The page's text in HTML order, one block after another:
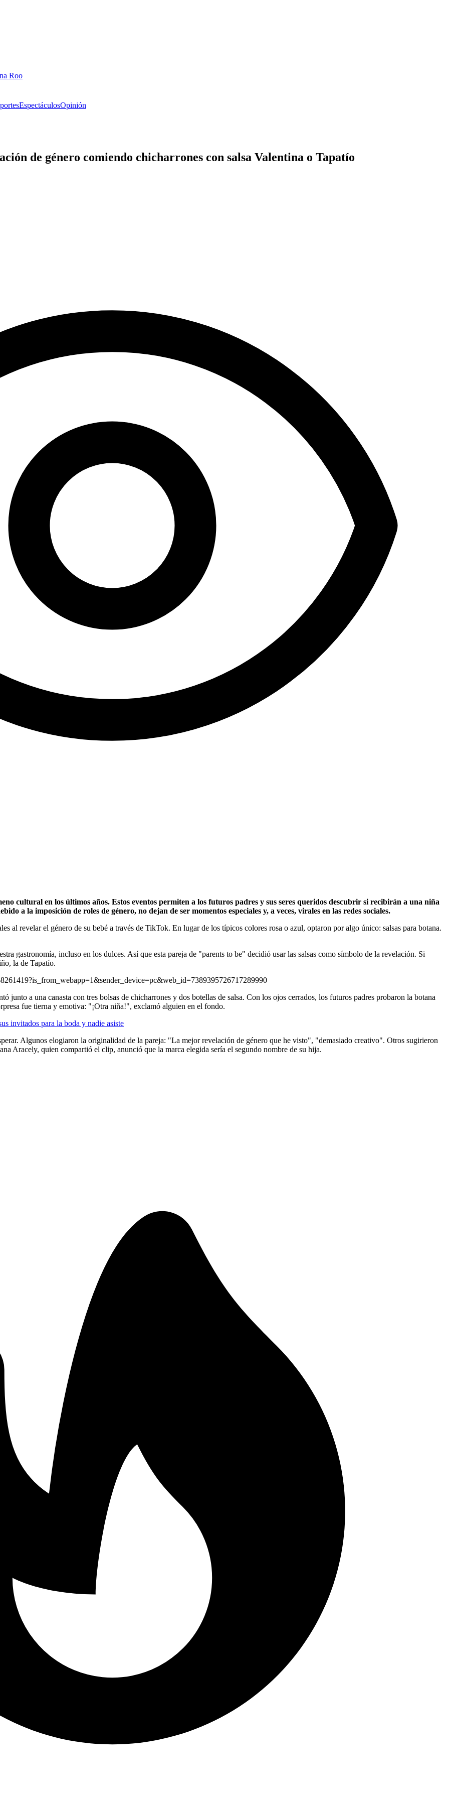
Roo
EspectáculosOpinión
de género comiendo chicharrones con salsa Valentina o Tapatío
cultural en los últimos años. Estos eventos permiten a los futuros padres y sus seres queridos descubrir si recibirán a una niña
a la imposición de roles de género, no dejan de ser momentos especiales y, a veces, virales en las redes sociales.
al revelar el género de su bebé a través de TikTok. En lugar de los típicos colores rosa o azul, optaron por algo único: salsas para botana.
gastronomía, incluso en los dulces. Así que esta pareja de "parents to be" decidió usar las salsas como símbolo de la revelación. Si
la de Tapatío.
junto a una canasta con tres bolsas de chicharrones y dos botellas de salsa. Con los ojos cerrados, los futuros padres probaron la botana
fue tierna y emotiva: "¡Otra niña!", exclamó alguien en el fondo.
invitados para la boda y nadie asiste
Algunos elogiaron la originalidad de la pareja: "La mejor revelación de género que he visto", "demasiado creativo". Otros sugirieron
Aracely, quien compartió el clip, anunció que la marca elegida sería el segundo nombre de su hija.